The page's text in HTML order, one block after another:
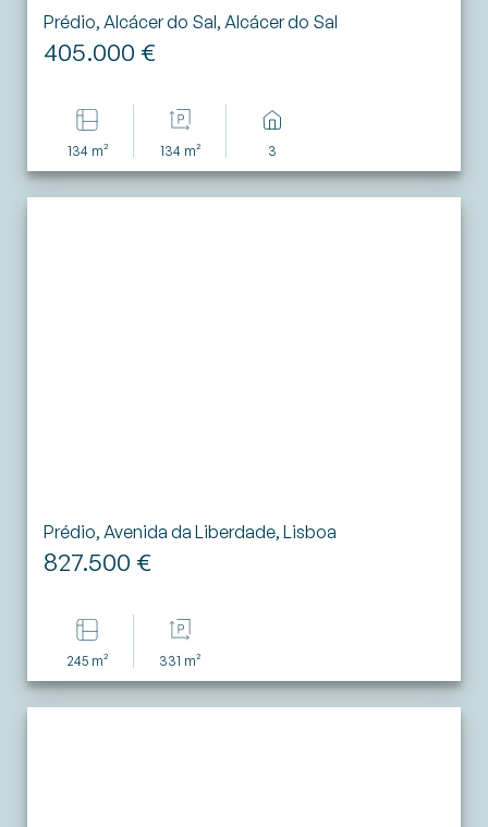
Prédio, Alcácer do Sal, Alcácer do Sal
405.000 €
134 m² 134 m² 3
Prédio, Avenida da Liberdade, Lisboa
827.500 €
245 m² 331 m²